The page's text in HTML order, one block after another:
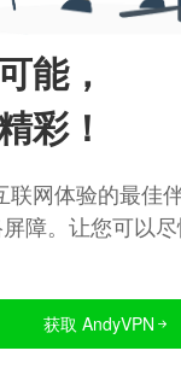
能，
彩！
联网体验的最佳
障。让您可以
获取 AndyVPN